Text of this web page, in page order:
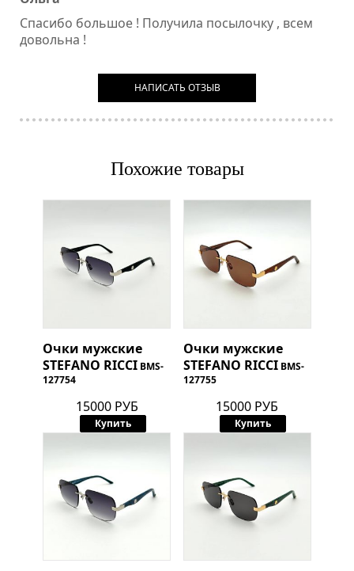
Спасибо большое ! Получила посылочку , всем
довольна !
НАПИСАТЬ ОТЗЫВ
Похожие товары
Очки мужские
STEFANO RICCI BMS-
127754
15000 РУБ
Купить
Очки мужские
STEFANO RICCI BMS-
127755
15000 РУБ
Купить